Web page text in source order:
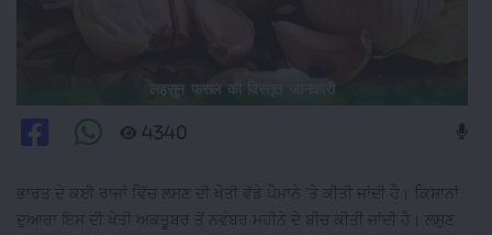
लहसुन फसल की विस्तृत जानकारी
4340
ਭਾਰਤ ਦੇ ਕਈ ਰਾਜਾਂ ਵਿੱਚ ਲਸਣ ਦੀ ਖੇਤੀ ਵੱਡੇ ਪੈਮਾਨੇ 'ਤੇ ਕੀਤੀ ਜਾਂਦੀ ਹੈ। ਕਿਸਾਨਾਂ
ਦੁਆਰਾ ਇਸ ਦੀ ਖੇਤੀ ਅਕਤੂਬਰ ਤੋਂ ਨਵੰਬਰ ਮਹੀਨੇ ਦੇ ਬੀਚ ਕੀਤੀ ਜਾਂਦੀ ਹੈ। ਲਸੁਣ